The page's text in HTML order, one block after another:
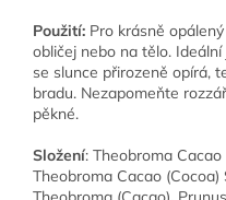
Použití: Pro krásně
obličej nebo na tělo.
se slunce přirozeně opírá,
bradu. Nezapomeňte
pěkné.
Složení: Theobroma
Theobroma Cacao